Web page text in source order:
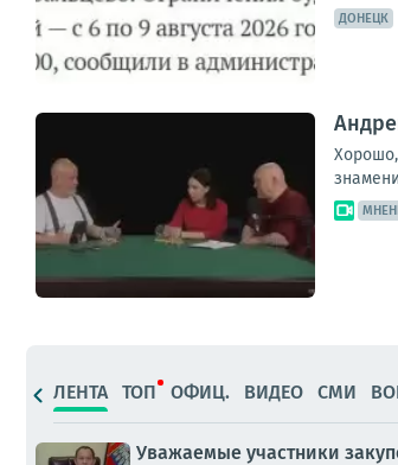
ДОНЕЦК
ЛЕНТА ТОП ОФИЦ. ВИДЕО СМИ
Уважаемые участники